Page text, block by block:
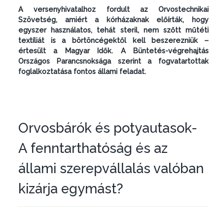
A versenyhivatalhoz fordult az Orvostechnikai
Szövetség, amiért a kórházaknak előírták, hogy
egyszer használatos, tehát steril, nem szőtt műtéti
textíliát is a börtöncégektől kell beszerezniük –
értesült a Magyar Idők. A Büntetés-végrehajtás
Országos Parancsnoksága szerint a fogvatartottak
foglalkoztatása fontos állami feladat.
Orvosbárók és potyautasok-
A fenntarthatóság és az
állami szerepvállalás valóban
kizárja egymást?